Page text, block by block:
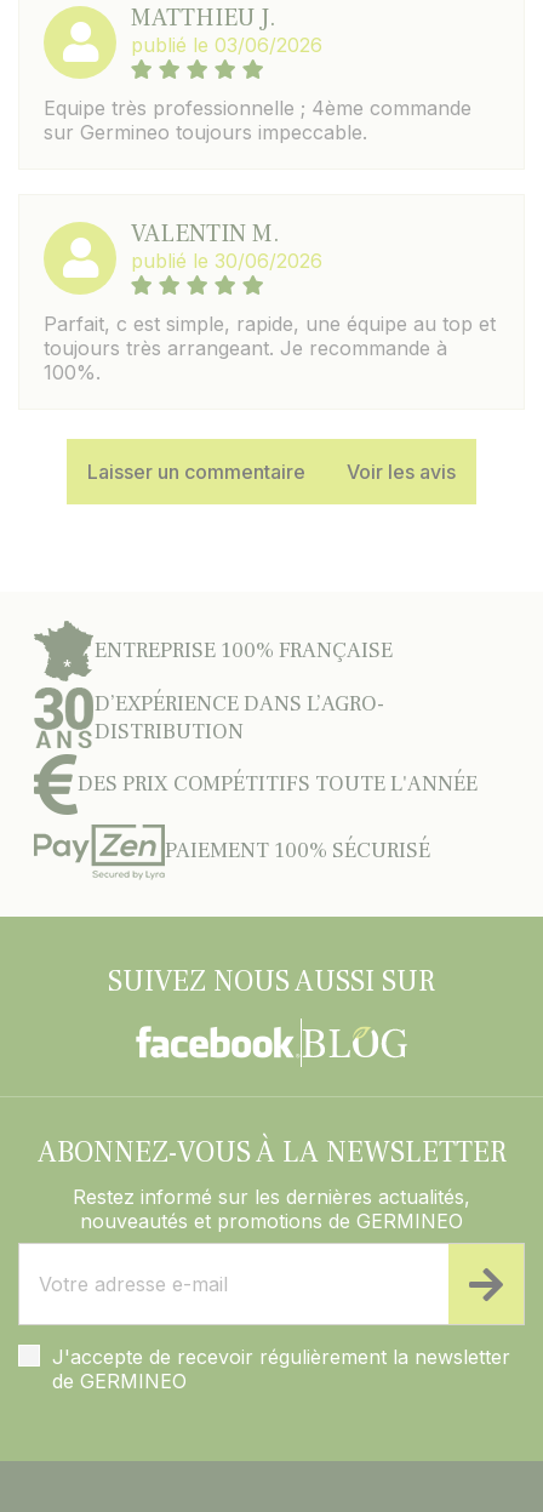
MATTHIEU J.
publié le 03/06/2026
Equipe très professionnelle ; 4ème commande
sur Germineo toujours impeccable.
VALENTIN M.
publié le 30/06/2026
Parfait, c est simple, rapide, une équipe au top et
toujours très arrangeant. Je recommande à
100%.
Laisser un commentaire Voir les avis
ENTREPRISE 100% FRANÇAISE
D’EXPÉRIENCE DANS L’AGRO-
DISTRIBUTION
DES PRIX COMPÉTITIFS TOUTE L'ANNÉE
PAIEMENT 100% SÉCURISÉ
SUIVEZ NOUS AUSSI SUR
ABONNEZ-VOUS À LA NEWSLETTER
Restez informé sur les dernières actualités,
nouveautés et promotions de GERMINEO
J'accepte de recevoir régulièrement la newsletter
de GERMINEO